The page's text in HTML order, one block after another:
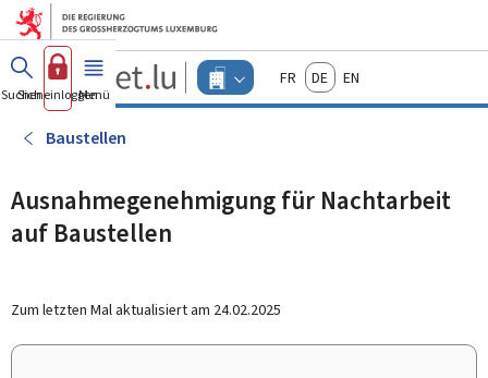
Zum Hauptmenü
Zum Inhalt
Guichet.lu
Changer
d'espace
actif
FrançaisDeutschEnglish
Suchen
Sich einloggen
Menü Haupt-
Baustellen
Ausnahmegenehmigung für Nachtarbeit
auf Baustellen
Zum letzten Mal aktualisiert am 24.02.2025